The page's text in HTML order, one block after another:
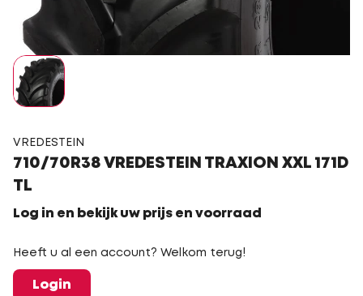
VREDESTEIN
710/70R38 VREDESTEIN TRAXION XXL 171D
TL
Log in en bekijk uw prijs en voorraad
Heeft u al een account? Welkom terug!
Login